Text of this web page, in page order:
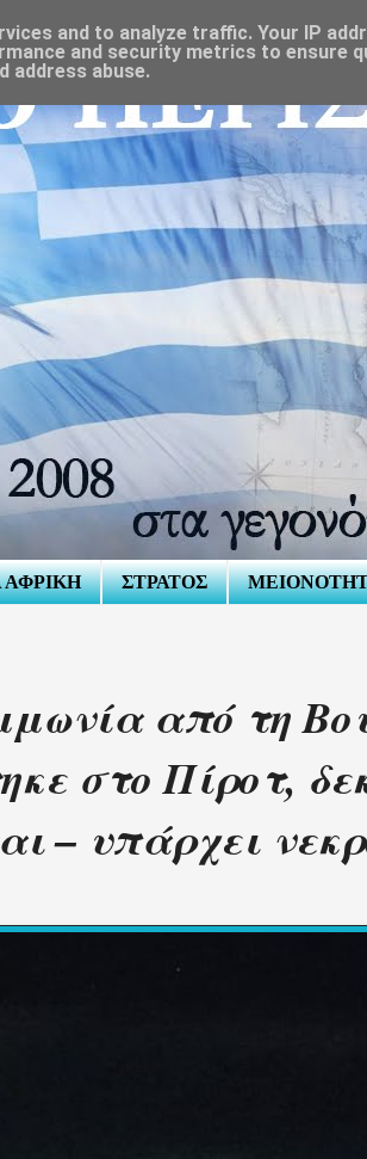
ΑΦΡΙΚΗ ΣΤΡΑΤΟΣ
από τη
στο Πίροτ,
– υπάρχει
and to analyze traffic. Your IP
and security metrics to ensure
address abuse.